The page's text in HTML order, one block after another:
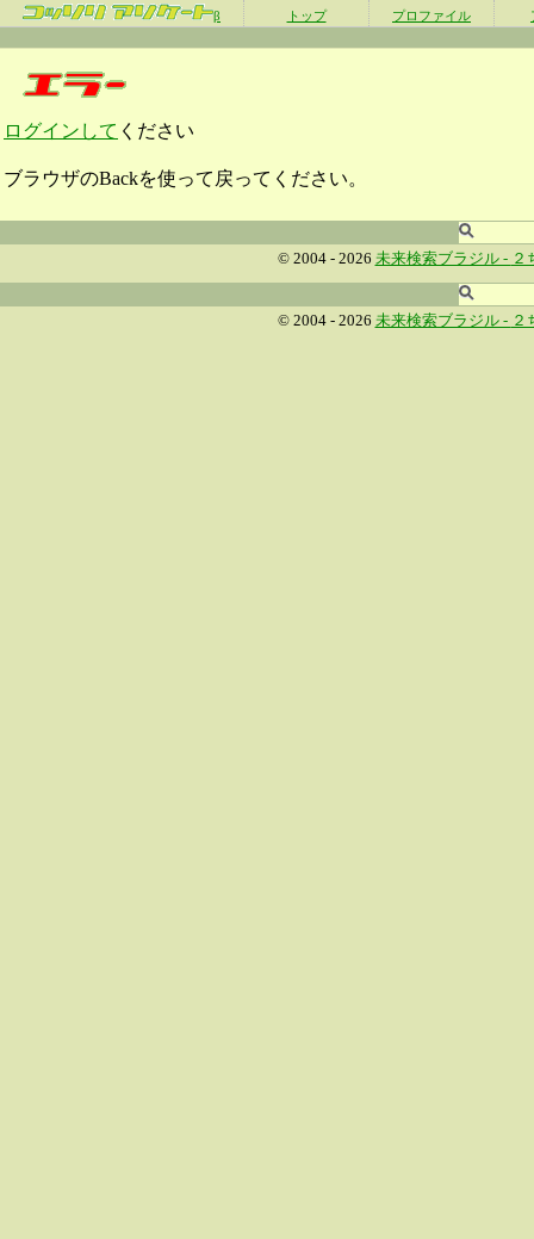
β トップ プロファイル
ログインして ください
ブラウザのBackを使って戻ってください。
© 2004 - 2026 未来検索ブラジル - ２
© 2004 - 2026 未来検索ブラジル - ２